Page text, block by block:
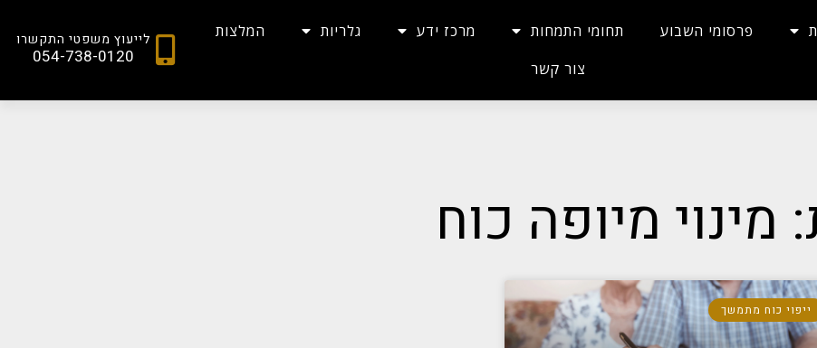
פרסומי השבוע תחומי התמחות מרכז ידע גלריות
המלצות
צור קשר
לייעוץ משפטי התקשרו
054-738-0120
מינוי מיופה כוח
ייפוי כוח מתמשך